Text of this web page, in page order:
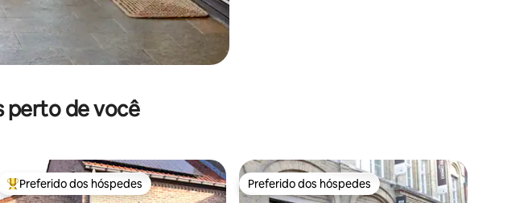
perto de você
Entre os melhores preferidos dos hóspedes
Preferido dos hóspedes Preferido dos hóspedes
Preferido dos hóspedes